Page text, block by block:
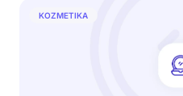
KOZMETIKA